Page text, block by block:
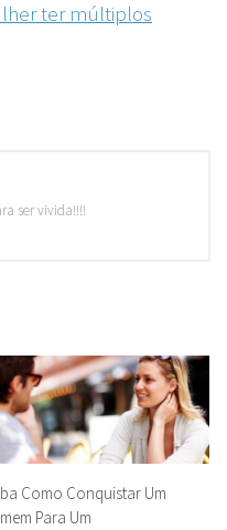
ter múltiplos
ser vivida!!!!
Como Conquistar Um
Para Um